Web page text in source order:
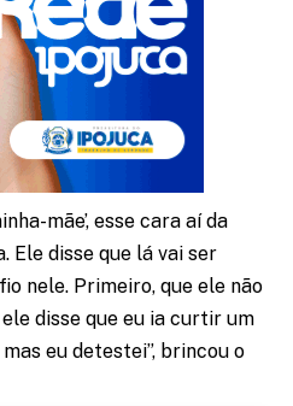
mãe’, esse cara aí da
Ele disse que lá vai ser
nele. Primeiro, que ele não
disse que eu ia curtir um
eu detestei”, brincou o